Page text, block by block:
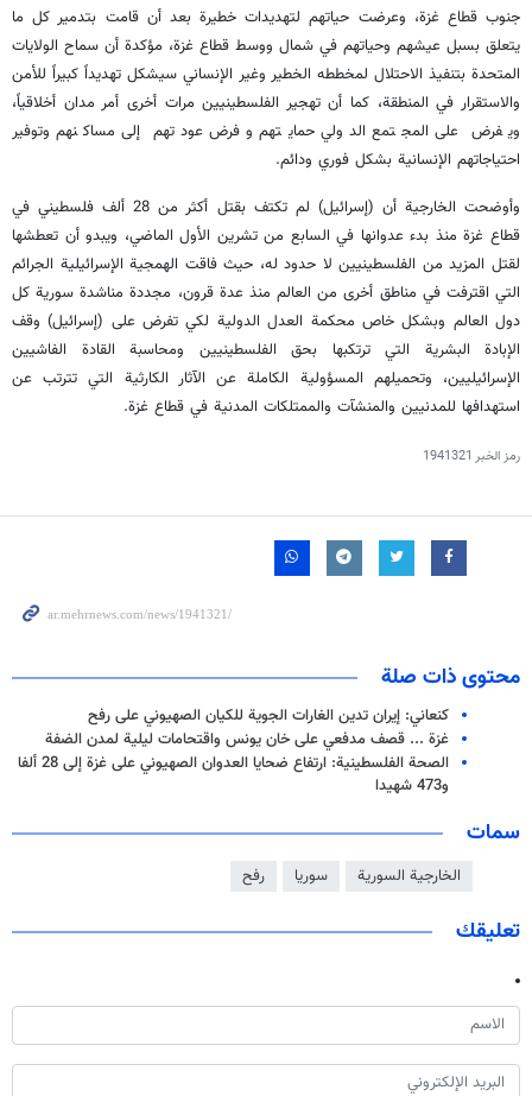
جنوب قطاع غزة، وعرضت حياتهم لتهديدات خطيرة بعد أن قامت بتدمير كل ما
يتعلق بسبل عيشهم وحياتهم في شمال ووسط قطاع غزة، مؤكدة أن سماح الولايات
المتحدة بتنفيذ الاحتلال لمخططه الخطير وغير الإنساني سيشكل تهديداً كبيراً للأمن
والاستقرار في المنطقة، كما أن تهجير الفلسطينيين مرات أخرى أمر مدان أخلاقياً،
ويفرض على المجتمع الدولي حمايتهم وفرض عودتهم إلى مساكنهم وتوفير
احتياجاتهم الإنسانية بشكل فوري ودائم.
وأوضحت الخارجية أن (إسرائيل) لم تكتف بقتل أكثر من 28 ألف فلسطيني في
قطاع غزة منذ بدء عدوانها في السابع من تشرين الأول الماضي، ويبدو أن تعطشها
لقتل المزيد من الفلسطينيين لا حدود له، حيث فاقت الهمجية الإسرائيلية الجرائم
التي اقترفت في مناطق أخرى من العالم منذ عدة قرون، مجددة مناشدة سورية كل
دول العالم وبشكل خاص محكمة العدل الدولية لكي تفرض على (إسرائيل) وقف
الإبادة البشرية التي ترتكبها بحق الفلسطينيين ومحاسبة القادة الفاشيين
الإسرائيليين، وتحميلهم المسؤولية الكاملة عن الآثار الكارثية التي تترتب عن
استهدافها للمدنيين والمنشآت والممتلكات المدنية في قطاع غزة.
رمز الخبر 1941321
محتوى ذات صلة
كنعاني: إيران تدين الغارات الجوية للكيان الصهيوني على رفح
غزة ... قصف مدفعي على خان يونس واقتحامات ليلية لمدن الضفة
الصحة الفلسطينية: ارتفاع ضحايا العدوان الصهيوني على غزة إلى 28 ألفا
و473 شهيدا
سمات
الخارجية السورية سوريا رفح
تعليقك